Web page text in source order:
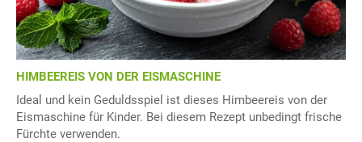
HIMBEEREIS VON DER EISMASCHINE
Ideal und kein Geduldsspiel ist dieses Himbeereis von der
Eismaschine für Kinder. Bei diesem Rezept unbedingt frische
Fürchte verwenden.